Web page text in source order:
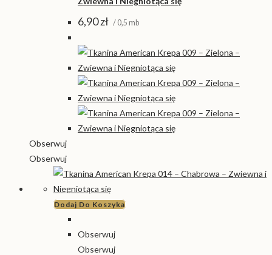
6,90zł / 0,5 mb
Obserwuj
Obserwuj
Dodaj Do Koszyka
Obserwuj
Obserwuj